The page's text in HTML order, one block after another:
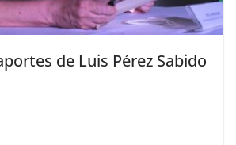
de Luis Pérez Sabido